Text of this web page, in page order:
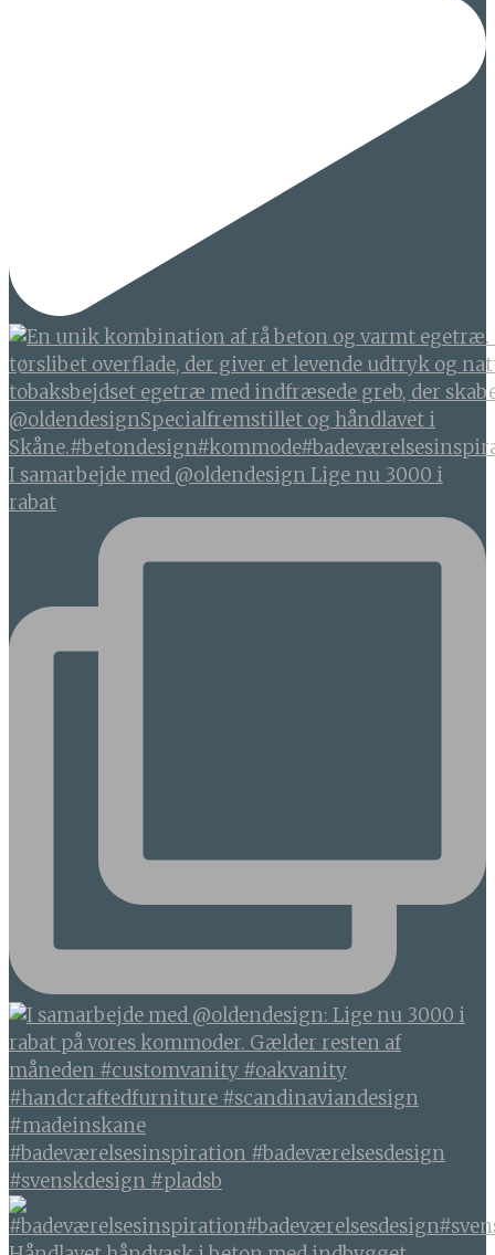
I samarbejde med @oldendesign Lige nu 3000 i
rabat
#badeværelsesinspiration #badeværelsesdesign
#svenskdesign #pladsb